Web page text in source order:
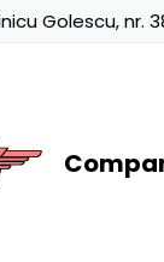
Golescu, nr.